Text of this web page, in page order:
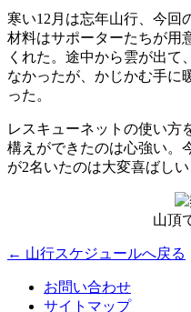
寒い12月は忘年山行、今回
材料はサポーターたちが用
くれた。途中から雲が出て
なかったが、かじかむ手に
った。
レスキューネットの使い方
構えができたのは心強い。
が2名いたのは大変喜ばしい
山頂
← 山行スケジュールへ戻る
お問い合わせ
サイトマップ